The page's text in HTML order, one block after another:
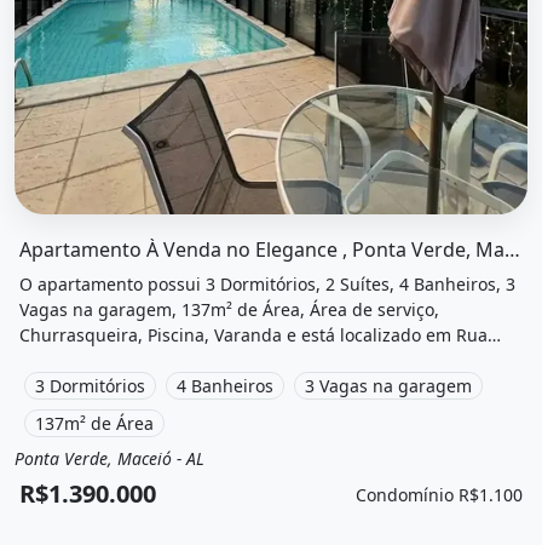
Apartamento À Venda no Elegance , Ponta Verde, Maceió, Al
O apartamento possui 3 Dormitórios, 2 Suítes, 4 Banheiros, 3
Vagas na garagem, 137m² de Área, Área de serviço,
Churrasqueira, Piscina, Varanda e está localizado em Rua
R$1.390.000 e Condomínio por R$1.100 /Mês.
3 Dormitórios 4 Banheiros
3 Vagas na garagem
137m² de Área
Venda
Apartamento
Ponta Verde, Maceió - AL
R$1.390.000 Condomínio R$1.100